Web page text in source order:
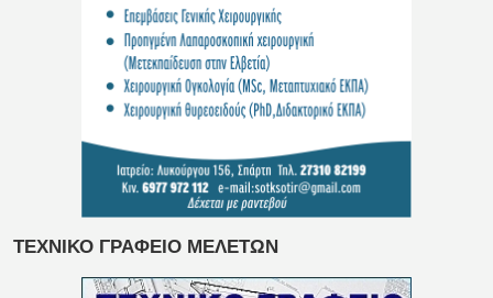
ΤΕΧΝΙΚΟ ΓΡΑΦΕΙΟ ΜΕΛΕΤΩΝ